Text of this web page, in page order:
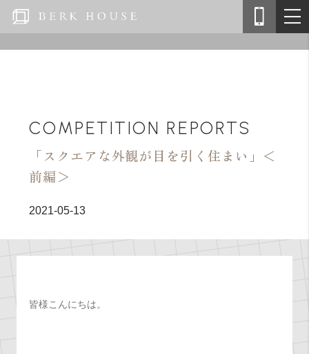
COMPETITION REPORTS
「スクエアな外観が目を引く住まい」＜
前編＞
2021-05-13
皆様こんにちは。